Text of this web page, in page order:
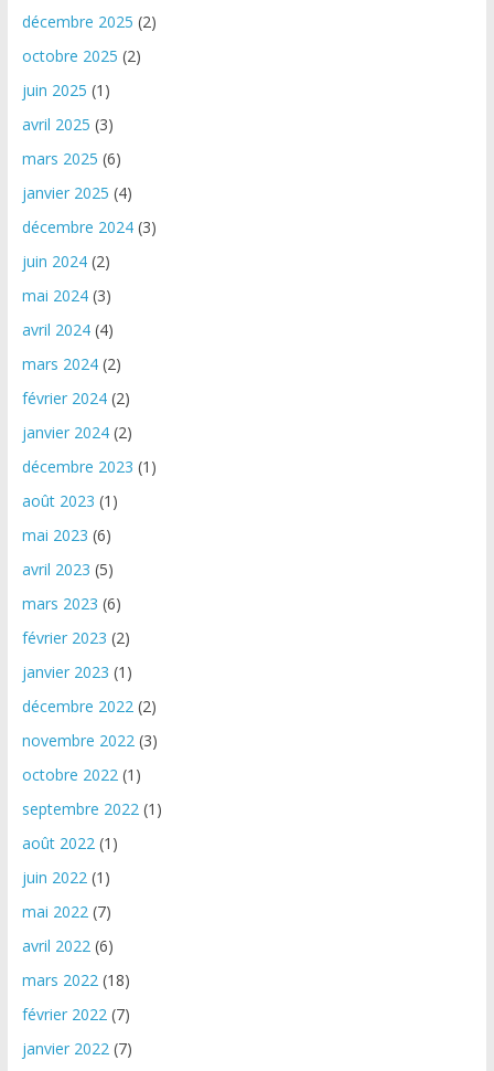
décembre 2025 (2)
octobre 2025 (2)
juin 2025 (1)
avril 2025 (3)
mars 2025 (6)
janvier 2025 (4)
décembre 2024(3)
juin 2024(2)
mai 2024(3)
avril 2024(4)
mars 2024(2)
février 2024(2)
janvier 2024(2)
décembre 2023 (1)
août 2023 (1)
mai 2023 (6)
avril 2023 (5)
mars 2023 (6)
février 2023 (2)
janvier 2023 (1)
décembre 2022(2)
novembre 2022(3)
octobre 2022(1)
septembre 2022(1)
août 2022(1)
juin 2022(1)
mai 2022(7)
avril 2022(6)
mars 2022(18)
février 2022(7)
janvier 2022(7)